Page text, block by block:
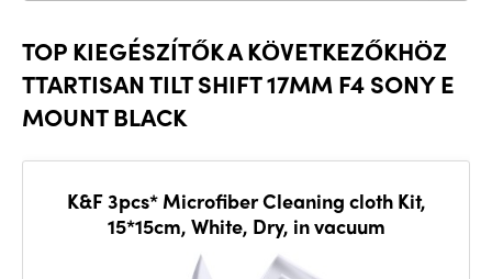
TOP KIEGÉSZÍTŐK A KÖVETKEZŐKHÖZ
TTARTISAN TILT SHIFT 17MM F4 SONY E
MOUNT BLACK
K&F 3pcs* Microfiber Cleaning cloth Kit,
15*15cm, White, Dry, in vacuum